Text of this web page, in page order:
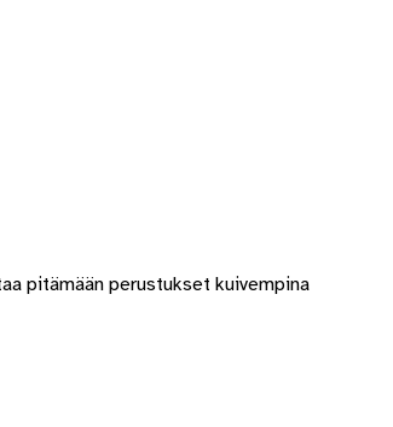
pitämään perustukset kuivempina